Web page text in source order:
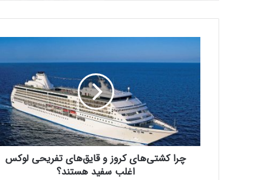
چ
ک
ت
ی‌
ه
ا
چرا کشتی‌های کروز و قایق‌های تفریحی لوکس
اغلب سفید هستند؟